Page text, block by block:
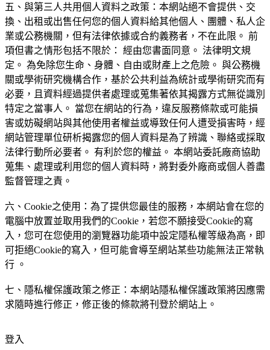
五、與第三人共用個人資料之政策：本網站絕不會提供、交
換、出租或出售任何您的個人資料給其他個人、團體、私人企
業或公務機關，但有法律依據或合約義務者，不在此限。 前
項但書之情形包括不限於： 經由您書面同意。 法律明文規
定。 為免除您生命、身體、自由或財產上之危險。 與公務機
關或學術研究機構合作，基於公共利益為統計或學術研究而有
必要，且資料經過提供者處理或蒐集著依其揭露方式無從識別
特定之當事人。 當您在網站的行為，違反服務條款或可能損
害或妨礙網站與其他使用者權益或導致任何人遭受損害時，經
網站管理單位研析揭露您的個人資料是為了辨識、聯絡或採取
法律行動所必要者。 有利於您的權益。 本網站委託廠商協助
蒐集、處理或利用您的個人資料時，將對委外廠商或個人善盡
監督管理之責。
六、Cookie之使用：為了提供您最佳的服務，本網站會在您的
電腦中放置並取用我們的Cookie，若您不願接受Cookie的寫
入，您可在您使用的瀏覽器功能項中設定隱私權等級為高，即
可拒絕Cookie的寫入，但可能會導至網站某些功能無法正常執
行 。
七、隱私權保護政策之修正：本網站隱私權保護政策將因應需
求隨時進行修正，修正後的條款將刊登於網站上。
登入